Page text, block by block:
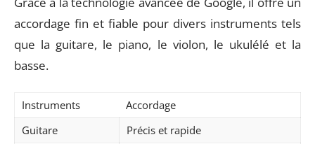
accordage fin et fiable pour divers instruments tels
que la guitare, le piano, le violon, le ukulélé et la
basse.
Instruments
Accordage
Guitare
Précis et rapide